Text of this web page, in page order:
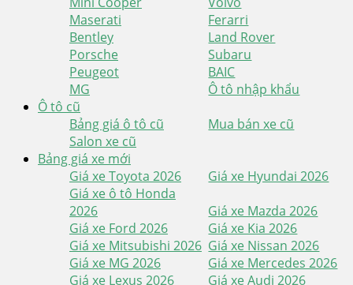
Maserati
Ferarri
Bentley
Land Rover
Porsche
Subaru
Peugeot
BAIC
MG
Ô tô nhập khẩu
Ô tô cũ
Bảng giá ô tô cũ
Mua bán xe cũ
Salon xe cũ
Bảng giá xe mới
Giá xe Toyota 2026
Giá xe Hyundai 2026
Giá xe ô tô Honda
2026
Giá xe Mazda 2026
Giá xe Ford 2026
Giá xe Kia 2026
Giá xe Mitsubishi 2026 Giá xe Nissan 2026
Giá xe MG 2026
Giá xe Mercedes 2026
Giá xe Lexus 2026
Giá xe Audi 2026